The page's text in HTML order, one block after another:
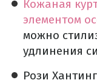
Кожаная
элементом
можно
удлинения
Рози